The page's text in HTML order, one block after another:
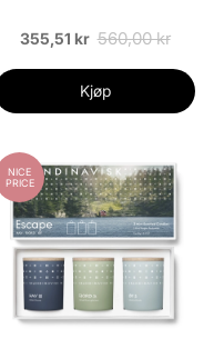
355,51 kr 560,00 kr
Kjøp
NICE
PRICE